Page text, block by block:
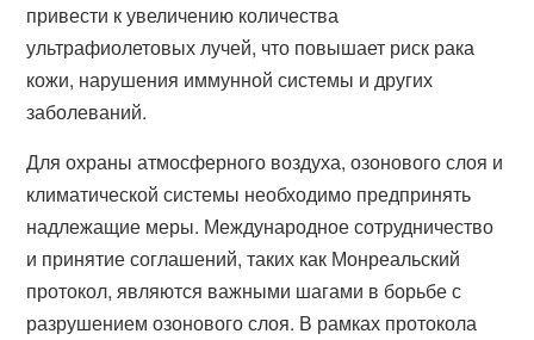
привести к увеличению количества
ультрафиолетовых лучей, что повышает риск рака
кожи, нарушения иммунной системы и других
заболеваний.
Для охраны атмосферного воздуха, озонового слоя и
климатической системы необходимо предпринять
надлежащие меры. Международное сотрудничество
и принятие соглашений, таких как Монреальский
протокол, являются важными шагами в борьбе с
разрушением озонового слоя. В рамках протокола